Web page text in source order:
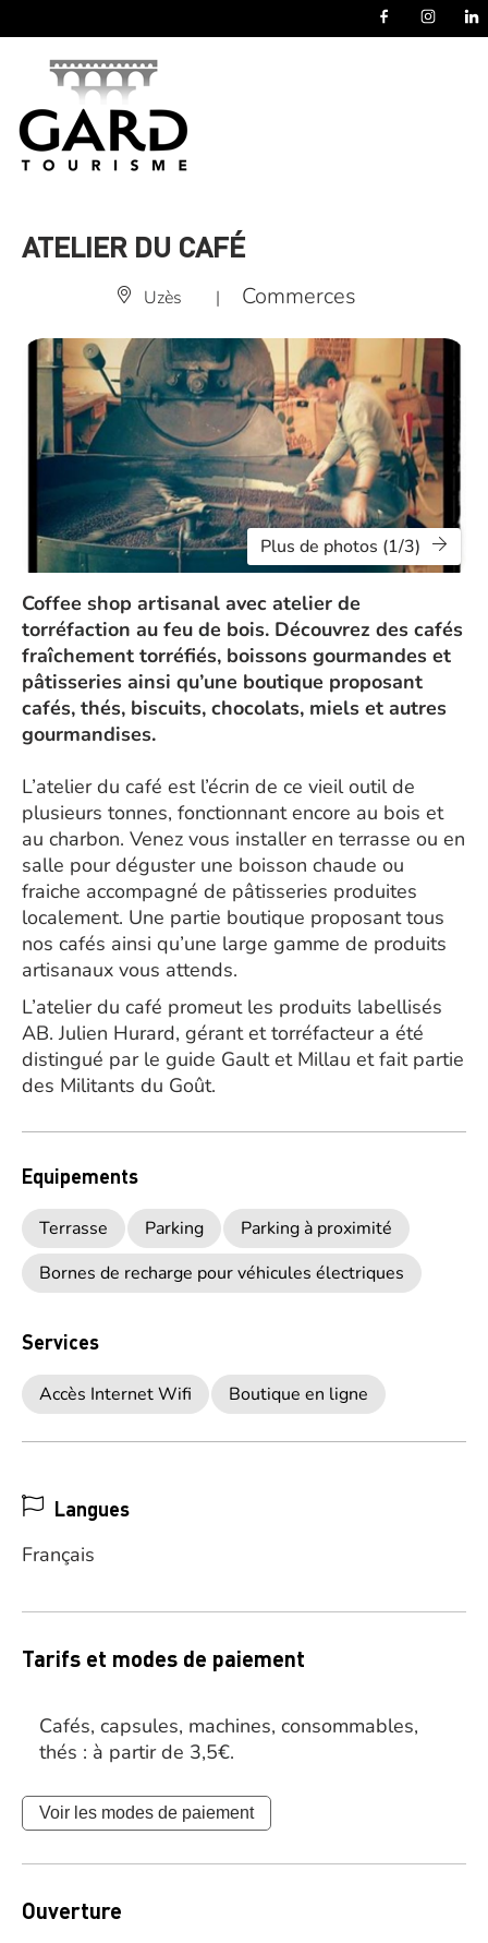
ATELIER DU CAFÉ
Uzès | Commerces
Plus de photos (1/3)
Coffee shop artisanal avec atelier de
torréfaction au feu de bois. Découvrez des cafés
fraîchement torréfiés, boissons gourmandes et
pâtisseries ainsi qu’une boutique proposant
cafés, thés, biscuits, chocolats, miels et autres
gourmandises.
L’atelier du café est l’écrin de ce vieil outil de
plusieurs tonnes, fonctionnant encore au bois et
au charbon. Venez vous installer en terrasse ou en
salle pour déguster une boisson chaude ou
fraiche accompagné de pâtisseries produites
localement. Une partie boutique proposant tous
nos cafés ainsi qu’une large gamme de produits
artisanaux vous attends.
L’atelier du café promeut les produits labellisés
AB. Julien Hurard, gérant et torréfacteur a été
distingué par le guide Gault et Millau et fait partie
des Militants du Goût.
Equipements
Terrasse Parking
Parking à proximité
Bornes de recharge pour véhicules électriques
Services
Accès Internet Wifi Boutique en ligne
Langues
Français
Tarifs et modes de paiement
Cafés, capsules, machines, consommables,
thés : à partir de 3,5€.
Voir les modes de paiement
Ouverture